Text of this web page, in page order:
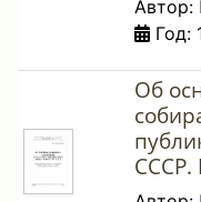
Автор:
Год:
Об
СССР.